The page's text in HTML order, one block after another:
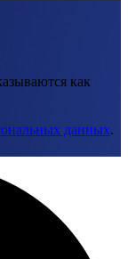
как
данных.